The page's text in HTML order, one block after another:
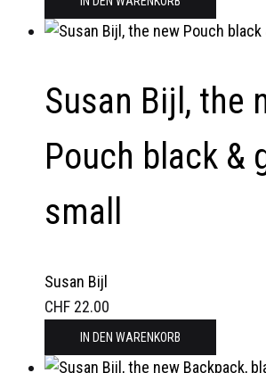
Susan Bijl, the
Pouch black &
small
Susan Bijl
CHF 22.00
IN DEN WARENKORB